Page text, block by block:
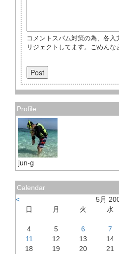
コメントスパム対策の為、各
リジェクトしてます。ごめんな
Profile
jun-g
Calendar
<
5月
日
月 火 水
4
5 6 7
11
12 13 14
18
19 20 21